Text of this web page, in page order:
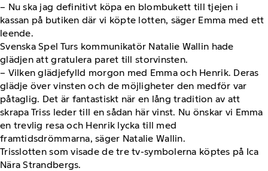
– Nu ska jag definitivt köpa en blombukett till tjejen i
kassan på butiken där vi köpte lotten, säger Emma med ett
leende.
Svenska Spel Turs kommunikatör Natalie Wallin hade
glädjen att gratulera paret till storvinsten.
– Vilken glädjefylld morgon med Emma och Henrik. Deras
glädje över vinsten och de möjligheter den medför var
påtaglig. Det är fantastiskt när en lång tradition av att
skrapa Triss leder till en sådan här vinst. Nu önskar vi Emma
en trevlig resa och Henrik lycka till med
framtidsdrömmarna, säger Natalie Wallin.
Trisslotten som visade de tre tv-symbolerna köptes på Ica
Nära Strandbergs.